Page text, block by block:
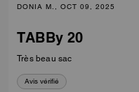
DONIA M., OCT 09, 2025
TABBy 20
Très beau sac
Avis vérifié